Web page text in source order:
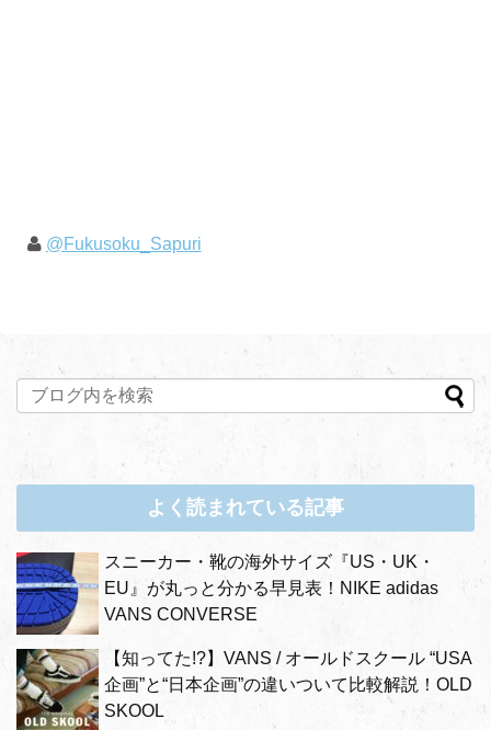
@Fukusoku_Sapuri
よく読まれている記事
スニーカー・靴の海外サイズ『US・UK・
EU』が丸っと分かる早見表！NIKE adidas
VANS CONVERSE
【知ってた!?】VANS / オールドスクール “USA
企画”と“日本企画”の違いついて比較解説！OLD
SKOOL